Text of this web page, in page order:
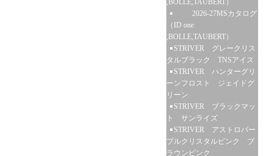
,BOLLE,TAUBERT）
2026-27MSカタログ
（ID one
,BOLLE,TAUBERT）
STRIVER グレークリス
タルブラック TNSアイス
STRIVER ハンターグリ
ーンフロスト ジェイドグ
リーン
STRIVER ブラックマッ
ト サンライズ
STRIVER アストロパー
プルクリスタルピンク ブ
ラウンピンク